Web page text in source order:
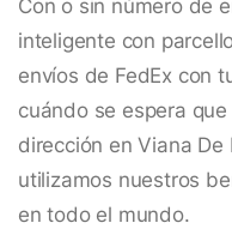
Con o sin número de
inteligente con
envíos de FedEx con
cuándo se espera
dirección en Viana
utilizamos nuestros
en todo el mundo.